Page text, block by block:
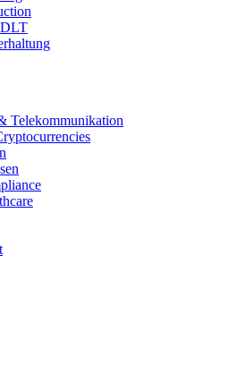
DLT
Telekommunikation